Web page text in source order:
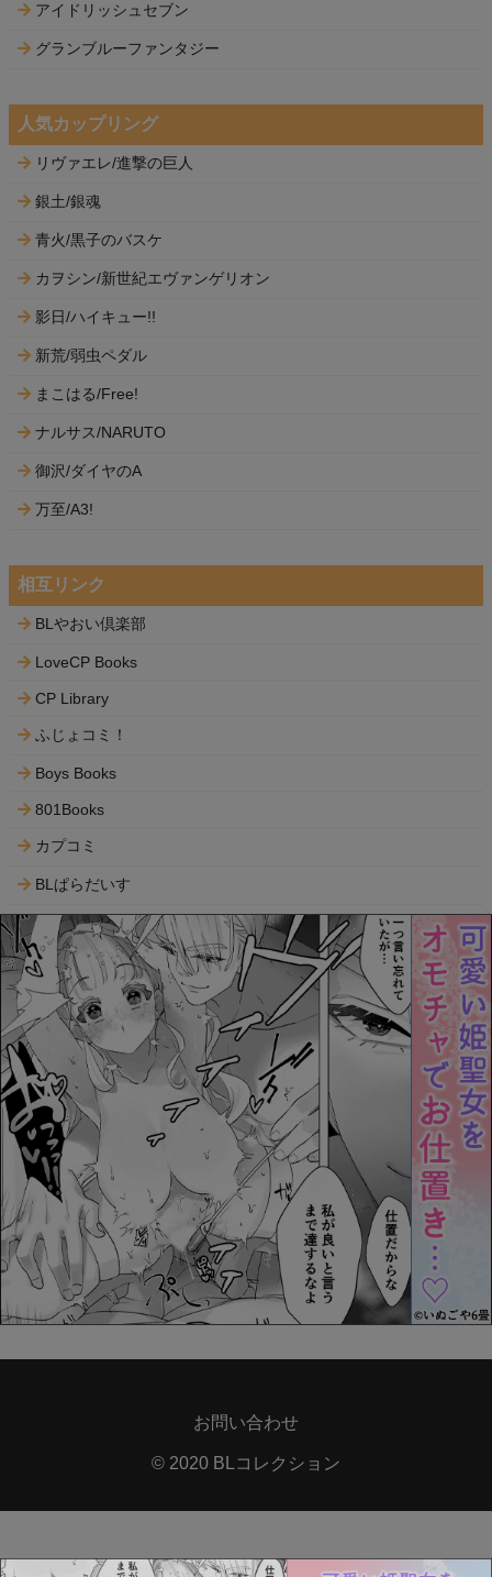
アイドリッシュセブン
グランブルーファンタジー
人気カップリング
リヴァエレ/進撃の巨人
銀土/銀魂
青火/黒子のバスケ
カヲシン/新世紀エヴァンゲリオン
影日/ハイキュー!!
新荒/弱虫ペダル
まこはる/Free!
ナルサス/NARUTO
御沢/ダイヤのA
万至/A3!
相互リンク
BLやおい倶楽部
LoveCP Books
CP Library
ふじょコミ！
Boys Books
801Books
カプコミ
BLぱらだいす
お問い合わせ
© 2020 BLコレクション